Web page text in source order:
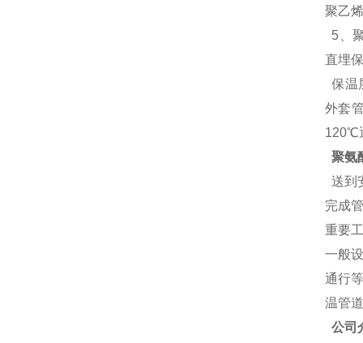
聚乙
5、
直埋
保温
外套
120℃
聚氨
送到
完成
重要
一般
通行
温管
公司